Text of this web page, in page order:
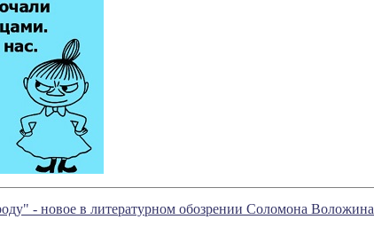
- новое в литературном обозрении Соломона Воложина